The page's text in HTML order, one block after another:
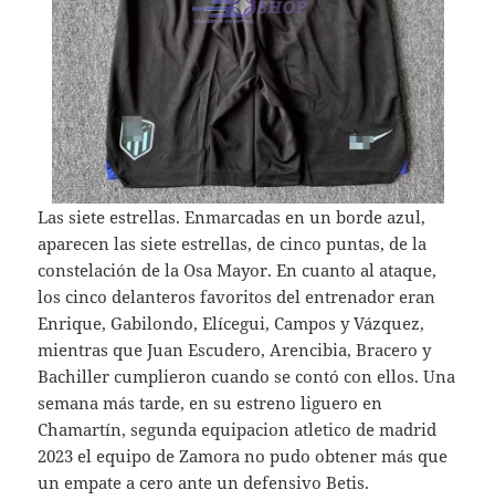
Las siete estrellas. Enmarcadas en un borde azul,
aparecen las siete estrellas, de cinco puntas, de la
constelación de la Osa Mayor. En cuanto al ataque,
los cinco delanteros favoritos del entrenador eran
Enrique, Gabilondo, Elícegui, Campos y Vázquez,
mientras que Juan Escudero, Arencibia, Bracero y
Bachiller cumplieron cuando se contó con ellos. Una
semana más tarde, en su estreno liguero en
Chamartín, segunda equipacion atletico de madrid
2023 el equipo de Zamora no pudo obtener más que
un empate a cero ante un defensivo Betis.